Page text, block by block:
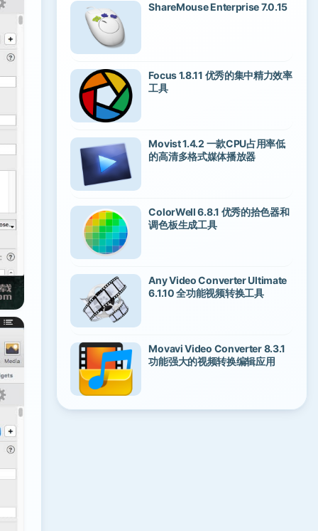
ShareMouse Enterprise 7.0.15
Focus 1.8.11 优秀的集中精力效率
工具
Movist 1.4.2 一款CPU占用率低
的高清多格式媒体播放器
ColorWell 6.8.1 优秀的拾色器和
调色板生成工具
Any Video Converter Ultimate
6.1.10 全功能视频转换工具
Movavi Video Converter 8.3.1
功能强大的视频转换编辑应用